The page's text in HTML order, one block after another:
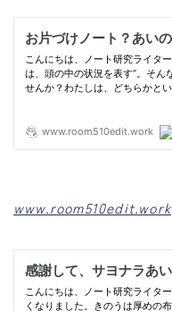
www.room510edit.work